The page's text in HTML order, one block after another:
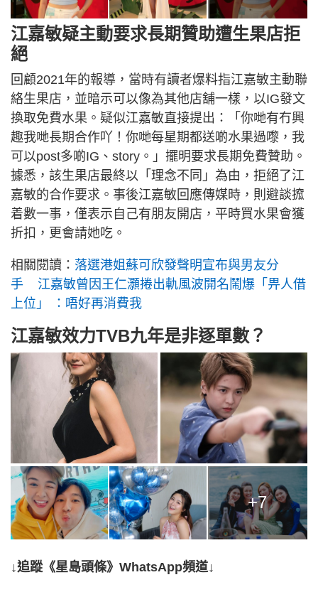
江嘉敏疑主動要求長期贊助遭生果店拒
絕
回顧2021年的報導，當時有讀者爆料指江嘉敏主動聯
絡生果店，並暗示可以像為其他店舖一樣，以IG發文
換取免費水果。疑似江嘉敏直接提出：「你哋有冇興
趣我哋長期合作吖！你哋每星期都送啲水果過嚟，我
可以post多啲IG、story。」擺明要求長期免費贊助。
據悉，該生果店最終以「理念不同」為由，拒絕了江
嘉敏的合作要求。事後江嘉敏回應傳媒時，則避談搲
着數一事，僅表示自己有朋友開店，平時買水果會獲
折扣，更會請她吃。
相關閱讀： 落選港姐蘇可欣發聲明宣布與男友分
手 江嘉敏曾因王仁灝捲出軌風波開名鬧爆「畀人借
上位」 ：唔好再消費我
江嘉敏效力TVB九年是非逐單數？
+7
↓追蹤《星島頭條》WhatsApp頻道↓